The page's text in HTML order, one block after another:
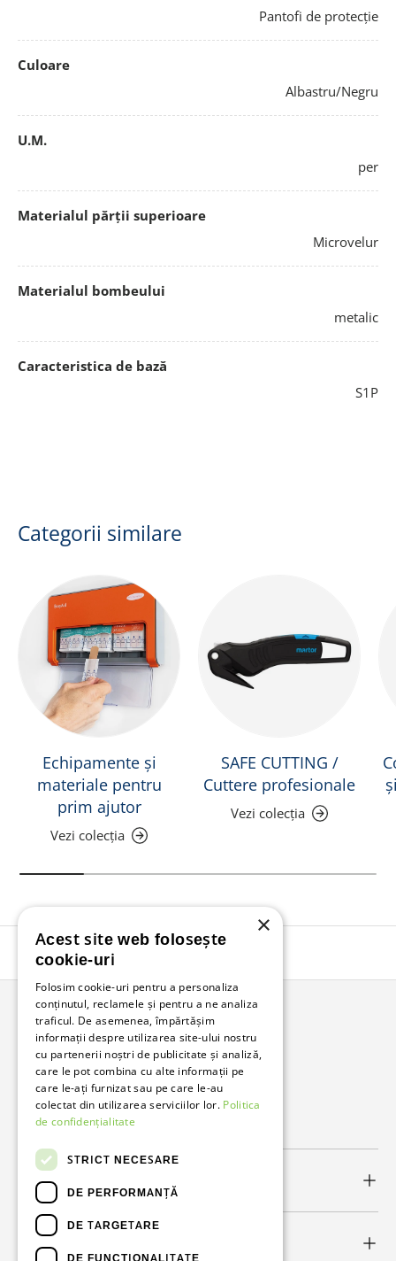
Pantofi de protecție
Culoare
Albastru/Negru
U.M.
per
Materialul părții superioare
Microvelur
Materialul bombeului
metalic
Caracteristica de bază
S1P
Categorii similare
Echipamente și
materiale pentru
prim ajutor
Vezi colecția
SAFE CUTTING /
Cuttere profesionale
Vezi colecția
Înapoi în sus
Bunzl Romania
Soluții complete pentru afacerea ta.
FacebookLinkedIn
Link-uri utile
Newsletter
×
Acest site web folosește
cookie-uri
Folosim cookie-uri pentru a personaliza
conținutul, reclamele și pentru a ne analiza
traficul. De asemenea, împărtășim
informații despre utilizarea site-ului nostru
cu partenerii noștri de publicitate și analiză,
care le pot combina cu alte informații pe
care le-ați furnizat sau pe care le-au
colectat din utilizarea serviciilor lor. Politica
de confidențialitate
STRICT NECESARE
DE PERFORMANȚĂ
DE TARGETARE
DE FUNCŢIONALITATE